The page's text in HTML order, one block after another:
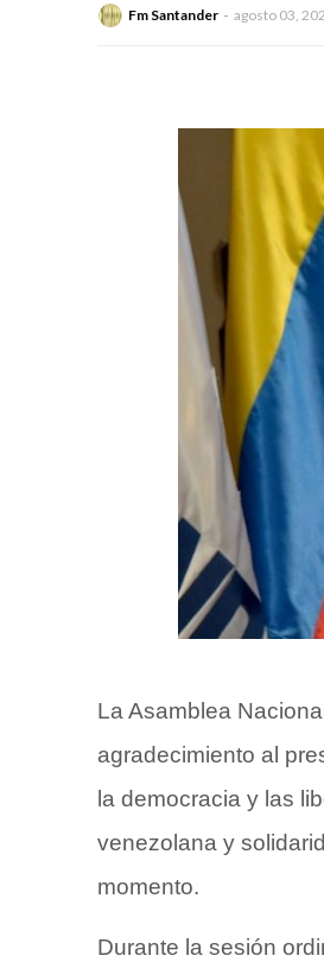
Fm Santander agosto 03,
La Asamblea
agradecimiento al
la democracia y las
venezolana y
momento.
Durante la sesión